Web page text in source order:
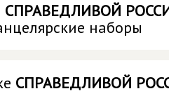
СПРАВЕДЛИВОЙ
наборы
СПРАВЕДЛИВОЙ